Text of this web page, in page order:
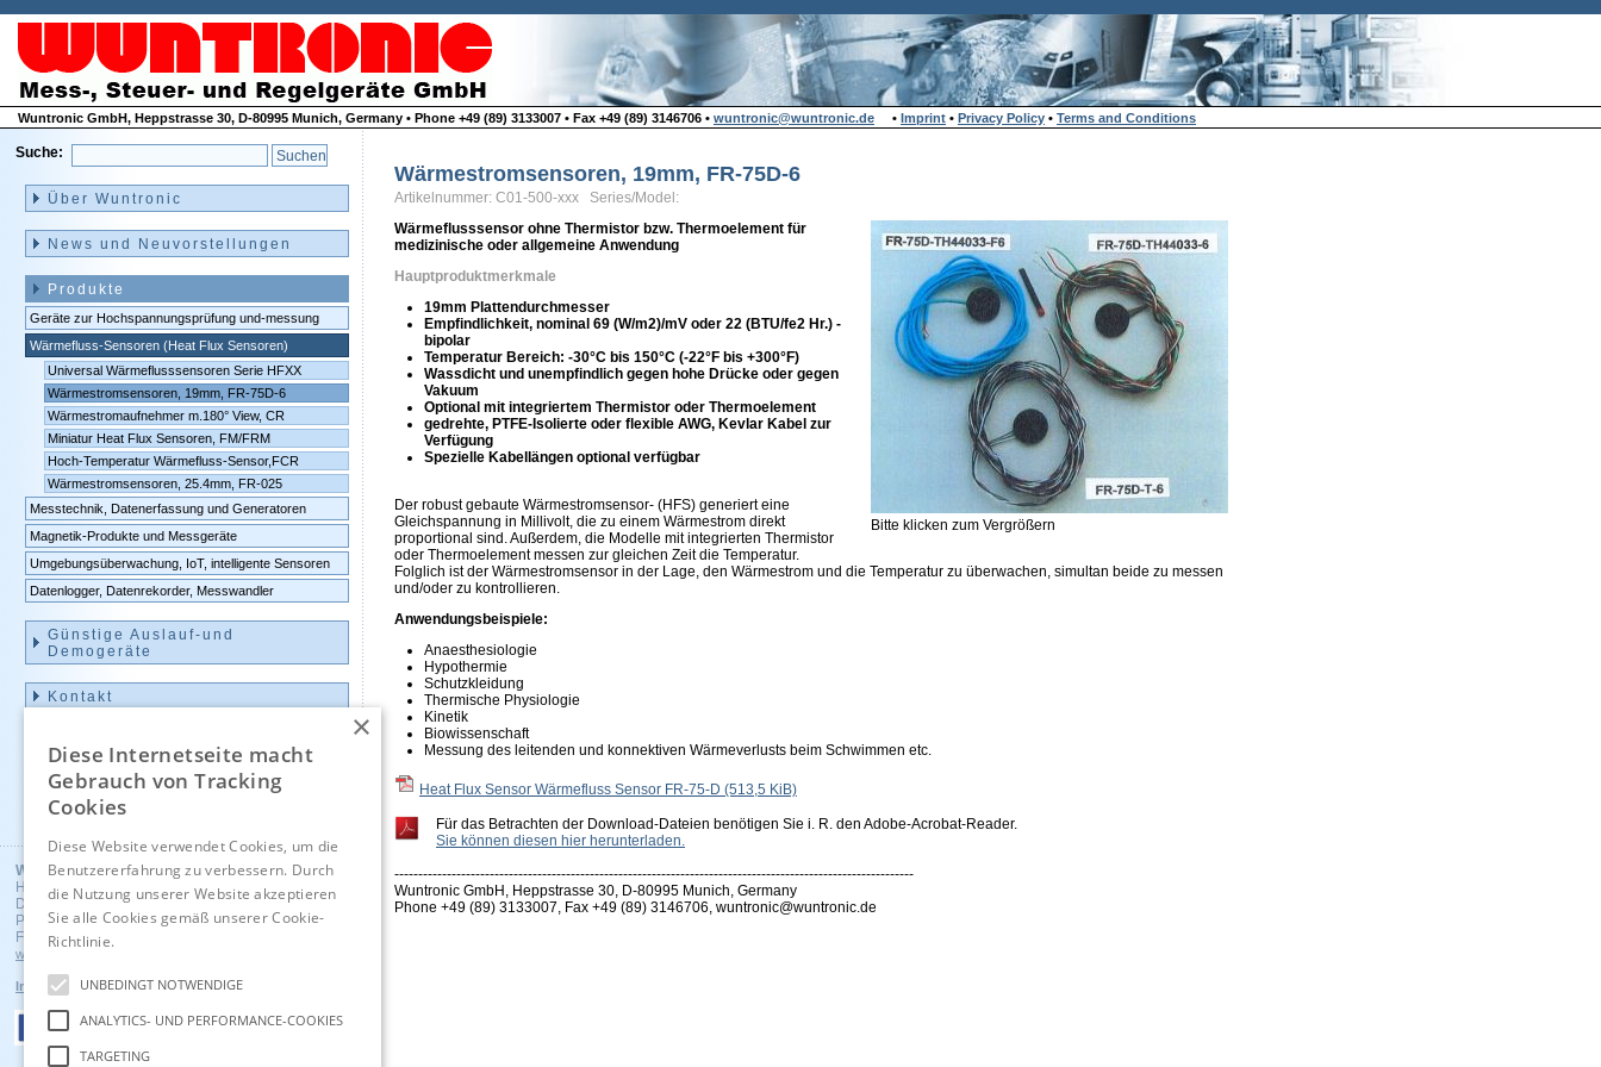
Wuntronic GmbH, Heppstrasse 30, D-80995 Munich, Germany • Phone +49 (89) 3133007 • Fax +49 (89) 3146706 • wuntronic@wuntronic.de • Imprint • Privacy Policy • Terms and Conditions
Wärmestromsensoren, 19mm, FR-75D-6
Artikelnummer: C01-500-xxx Series/Model:
Bitte klicken zum Vergrößern
Wärmeflusssensor ohne Thermistor bzw. Thermoelement für
medizinische oder allgemeine Anwendung
Hauptproduktmerkmale
19mm Plattendurchmesser
Empfindlichkeit, nominal 69 (W/m2)/mV oder 22 (BTU/fe2 Hr.) -
bipolar
Temperatur Bereich: -30°C bis 150°C (-22°F bis +300°F)
Wassdicht und unempfindlich gegen hohe Drücke oder gegen
Vakuum
Optional mit integriertem Thermistor oder Thermoelement
gedrehte, PTFE-Isolierte oder flexible AWG, Kevlar Kabel zur
Verfügung
Spezielle Kabellängen optional verfügbar
Der robust gebaute Wärmestromsensor- (HFS) generiert eine
Gleichspannung in Millivolt, die zu einem Wärmestrom direkt
proportional sind. Außerdem, die Modelle mit integrierten Thermistor
oder Thermoelement messen zur gleichen Zeit die Temperatur.
Folglich ist der Wärmestromsensor in der Lage, den Wärmestrom und die Temperatur zu überwachen, simultan beide zu messen
und/oder zu kontrollieren.
Anwendungsbeispiele:
Anaesthesiologie
Hypothermie
Schutzkleidung
Thermische Physiologie
Kinetik
Biowissenschaft
Messung des leitenden und konnektiven Wärmeverlusts beim Schwimmen etc.
Heat Flux Sensor Wärmefluss Sensor FR-75-D (513,5 KiB)
Für das Betrachten der Download-Dateien benötigen Sie i. R. den Adobe-Acrobat-Reader.
Sie können diesen hier herunterladen.
-------------------------------------------------------------------------------------------------------------
Wuntronic GmbH, Heppstrasse 30, D-80995 Munich, Germany
Phone +49 (89) 3133007, Fax +49 (89) 3146706, wuntronic@wuntronic.de
Suche:
überspringen
Über Wuntronic
News und Neuvorstellungen
Produkte
Geräte zur Hochspannungsprüfung und-messung
Wärmefluss-Sensoren (Heat Flux Sensoren)
Universal Wärmeflusssensoren Serie HFXX
Wärmestromsensoren, 19mm, FR-75D-6
Wärmestromaufnehmer m.180° View, CR
Miniatur Heat Flux Sensoren, FM/FRM
Hoch-Temperatur Wärmefluss-Sensor,FCR
Wärmestromsensoren, 25.4mm, FR-025
Messtechnik, Datenerfassung und Generatoren
Magnetik-Produkte und Messgeräte
Umgebungsüberwachung, IoT, intelligente Sensoren
Datenlogger, Datenrekorder, Messwandler
Günstige Auslauf-und
Demogeräte
Kontakt
Englisch
Wuntronic GmbH
Heppstrasse 30
D - 80995 Munich, Germany
Phone +49 (89) 3133007
Fax +49 (89) 3146706
wuntronic@wuntronic.de
Impressum Datenschutz AGB's
×
Diese Internetseite macht
Gebrauch von Tracking
Cookies
Diese Website verwendet Cookies, um die
Benutzererfahrung zu verbessern. Durch
die Nutzung unserer Website akzeptieren
Sie alle Cookies gemäß unserer Cookie-
Richtlinie.
UNBEDINGT NOTWENDIGE
ANALYTICS- UND PERFORMANCE-COOKIES
TARGETING